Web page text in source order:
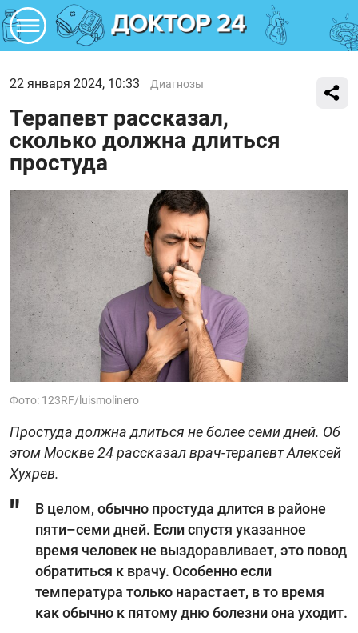
22 января 2024, 10:33 Диагнозы
Терапевт рассказал,
сколько должна длиться
простуда
Фото: 123RF/luismolinero
Простуда должна длиться не более семи дней. Об
этом Москве 24 рассказал врач-терапевт Алексей
Хухрев.
В целом, обычно простуда длится в районе
пяти–семи дней. Если спустя указанное
время человек не выздоравливает, это повод
обратиться к врачу. Особенно если
температура только нарастает, в то время
как обычно к пятому дню болезни она уходит.